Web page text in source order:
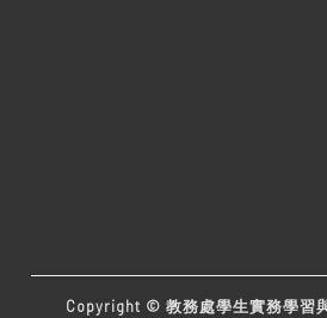
Copyright © 教務處學生實務學習